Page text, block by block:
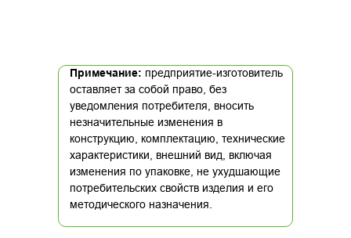
Примечание: предприятие-изготовитель
оставляет за собой право, без
уведомления потребителя, вносить
незначительные изменения в
конструкцию, комплектацию, технические
характеристики, внешний вид, включая
изменения по упаковке, не ухудшающие
потребительских свойств изделия и его
методического назначения.